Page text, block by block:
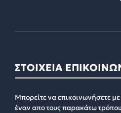
ΣΤΟΙΧΕΙΑ
Μπορείτε να επικοινωνήσετε
έναν απο τους παρακάτω